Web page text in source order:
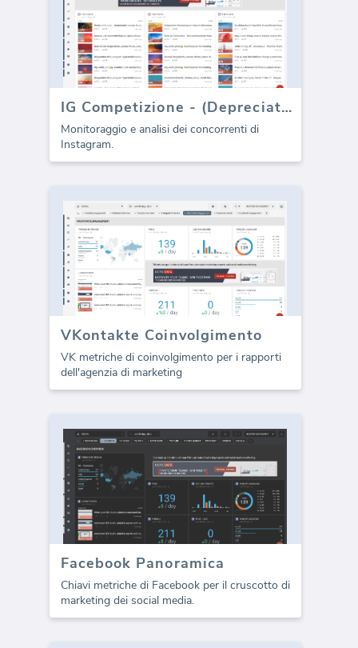
IG Competizione - (Depreciato)
Monitoraggio e analisi dei concorrenti di
Instagram.
VKontakte Coinvolgimento
VK metriche di coinvolgimento per i rapporti
dell'agenzia di marketing
Facebook Panoramica
Chiavi metriche di Facebook per il cruscotto di
marketing dei social media.